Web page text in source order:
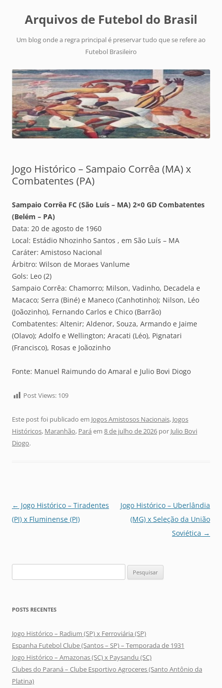
Arquivos de Futebol do Brasil
Um blog onde a regra principal é preservar tudo que se refere ao
Futebol Brasileiro
Jogo Histórico – Sampaio Corrêa (MA) x
Combatentes (PA)
Sampaio Corrêa FC (São Luís – MA) 2×0 GD Combatentes
(Belém – PA)
Data: 20 de agosto de 1960
Local: Estádio Nhozinho Santos , em São Luís – MA
Caráter: Amistoso Nacional
Árbitro: Wilson de Moraes Vanlume
Gols: Leo (2)
Sampaio Corrêa: Chamorro; Milson, Vadinho, Decadela e
Macaco; Serra (Biné) e Maneco (Canhotinho); Nilson, Léo
(Joãozinho), Fernando Carlos e Chico (Barrão)
Combatentes: Altenir; Aldenor, Souza, Armando e Jaime
(Olavo); Adolfo e Wellington; Aracati (Léo), Pignatari
(Francisco), Rosas e Joãozinho
Fonte: Manuel Raimundo do Amaral e Julio Bovi Diogo
Post Views: 109
Este post foi publicado em Jogos Amistosos Nacionais, Jogos
Históricos, Maranhão, Pará em 8 de julho de 2026 por Julio Bovi
Diogo.
Navegação
de
← Jogo Histórico – Tiradentes
(PI) x Fluminense (PI)
Jogo Histórico – Uberlândia
(MG) x Seleção da União
Soviética →
por:
POSTS RECENTES
Jogo Histórico – Radium (SP) x Ferroviária (SP)
Espanha Futebol Clube (Santos – SP) – Temporada de 1931
Jogo Histórico – Amazonas (SC) x Paysandu (SC)
Clubes do Paraná – Clube Esportivo Agroceres (Santo Antônio da
Platina)